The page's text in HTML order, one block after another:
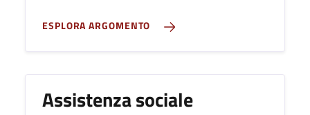
ESPLORA ARGOMENTO
Assistenza sociale